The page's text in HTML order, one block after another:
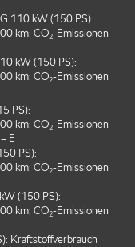
110 kW (150 PS):
km; CO2-Emissionen
kW (150 PS):
km; CO2-Emissionen
PS):
km; CO2-Emissionen
E
PS):
km; CO2-Emissionen
(150 PS):
km; CO2-Emissionen
Kraftstoffverbrauch